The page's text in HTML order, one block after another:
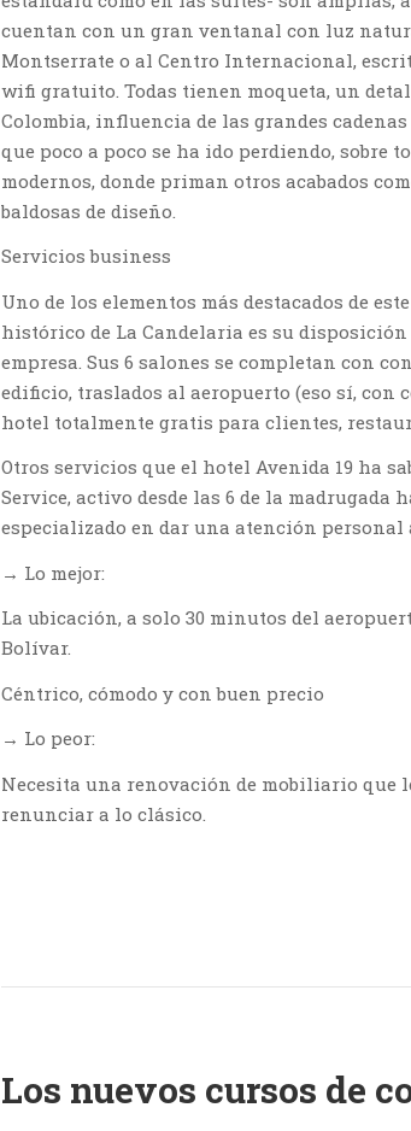
cuentan con un gran ventanal con luz
Montserrate o al Centro Internacional,
wifi gratuito. Todas tienen moqueta, un
Colombia, influencia de las grandes
que poco a poco se ha ido perdiendo, sobre
modernos, donde priman otros acabados
baldosas de diseño.
Servicios business
Uno de los elementos más destacados de
histórico de La Candelaria es su
empresa. Sus 6 salones se completan con
edificio, traslados al aeropuerto (eso sí, con
hotel totalmente gratis para clientes,
Otros servicios que el hotel Avenida 19 ha
Service, activo desde las 6 de la madrugada
especializado en dar una atención personal
→ Lo mejor:
La ubicación, a solo 30 minutos del
Bolívar.
Céntrico, cómodo y con buen precio
→ Lo peor:
Necesita una renovación de mobiliario que
renunciar a lo clásico.
Los nuevos cursos de